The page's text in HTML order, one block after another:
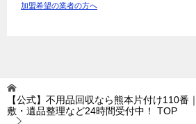
加盟希望の業者の方へ
【公式】不用品回収なら熊本片付け110番
敷・遺品整理など24時間受付中！
TOP